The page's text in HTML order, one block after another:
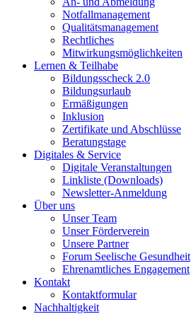
Notfallmanagement
Qualitätsmanagement
Rechtliches
Mitwirkungsmöglichkeiten
Lernen & Teilhabe
Bildungsscheck 2.0
Bildungsurlaub
Ermäßigungen
Inklusion
Zertifikate und Abschlüsse
Beratungstage
Digitales & Service
Digitale Veranstaltungen
Linkliste (Downloads)
Newsletter-Anmeldung
Über uns
Unser Team
Unser Förderverein
Unsere Partner
Forum Seelische Gesundheit
Ehrenamtliches Engagement
Kontakt
Kontaktformular
Nachhaltigkeit